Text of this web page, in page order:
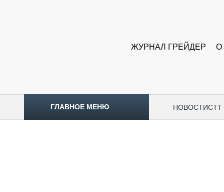
ЖУРНАЛ ГРЕЙДЕР О
ГЛАВНОЕ МЕНЮ НОВОСТИCTT